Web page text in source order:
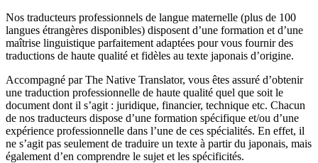
Nos traducteurs professionnels de langue maternelle (plus de 100
langues étrangères disponibles) disposent d’une formation et d’une
maîtrise linguistique parfaitement adaptées pour vous fournir des
traductions de haute qualité et fidèles au texte japonais d’origine.
Accompagné par The Native Translator, vous êtes assuré d’obtenir
une traduction professionnelle de haute qualité quel que soit le
document dont il s’agit : juridique, financier, technique etc. Chacun
de nos traducteurs dispose d’une formation spécifique et/ou d’une
expérience professionnelle dans l’une de ces spécialités. En effet, il
ne s’agit pas seulement de traduire un texte à partir du japonais, mais
également d’en comprendre le sujet et les spécificités.